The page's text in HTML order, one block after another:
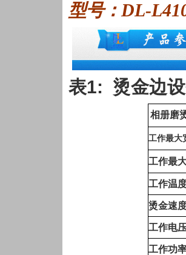
型号：DL-
表1: 烫金边
相册磨
工作最大
工作最
工作温
烫金速
工作电
工作功